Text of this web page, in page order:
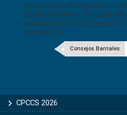
para la elección de nuevos
25 de noviembre su campaña
tendrán hasta el 4 de diciembre -
campaña [...]
Consejos Barriales
CPCCS 2026